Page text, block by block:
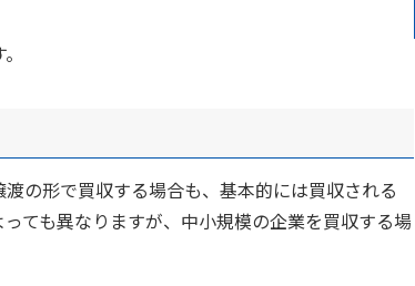
の形で買収する場合も、基本的には買収される
ても異なりますが、中小規模の企業を買収する場